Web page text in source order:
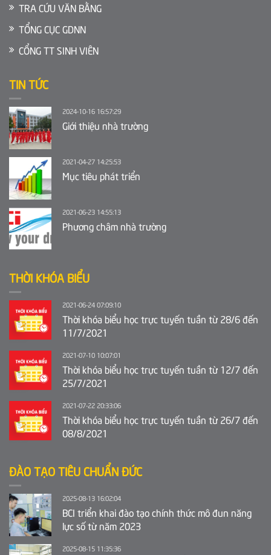
TRA CỨU VĂN BẰNG
TỔNG CỤC GDNN
CỔNG TT SINH VIÊN
TIN TỨC
2024-10-16 16:57:29
Giới thiệu nhà trường
2021-04-27 14:25:53
Mục tiêu phát triển
2021-06-23 14:55:13
Phương châm nhà trường
THỜI KHÓA BIỂU
2021-06-24 07:09:10
Thời khóa biểu học trực tuyến tuần từ 28/6 đến
11/7/2021
2021-07-10 10:07:01
Thời khóa biểu học trực tuyến tuần từ 12/7 đến
25/7/2021
2021-07-22 20:33:06
Thời khóa biểu học trực tuyến tuần từ 26/7 đến
08/8/2021
ĐÀO TẠO TIÊU CHUẨN ĐỨC
2025-08-13 16:02:04
BCI triển khai đào tạo chính thức mô đun năng
lực số từ năm 2023
2025-08-15 11:35:36